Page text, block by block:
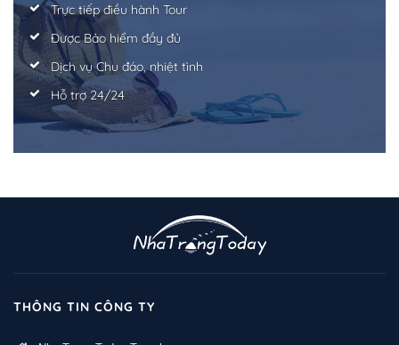
Trở về trang trước đó
Trực tiếp điều hành Tour
Được Bảo hiểm đầy đủ
Dịch vụ Chu đáo, nhiệt tình
Hỗ trợ 24/24
THÔNG TIN CÔNG TY